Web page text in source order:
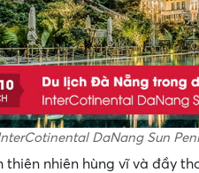
DaNang Sun
thiên nhiên hùng vĩ và đầy